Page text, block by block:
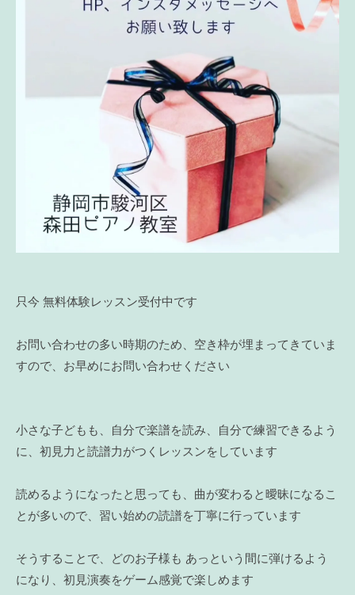
只今 無料体験レッスン受付中です
お問い合わせの多い時期のため、空き枠が埋まってきていま
すので、お早めにお問い合わせください
小さな子どもも、自分で楽譜を読み、自分で練習できるよう
に、初見力と読譜力がつくレッスンをしています
読めるようになったと思っても、曲が変わると曖昧になるこ
とが多いので、習い始めの読譜を丁寧に行っています
そうすることで、どのお子様も あっという間に弾けるよう
になり、初見演奏をゲーム感覚で楽しめます